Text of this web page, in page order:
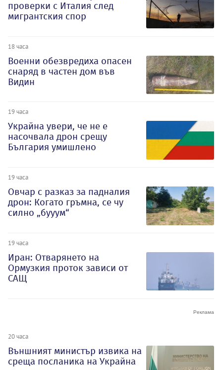
проверки с Италия след
мигрантския спор
18 часа
Военни обезвредиха опасен
снаряд в частен дом във
Видин
19 часа
Украйна увери, че не е
насочвала дрон срещу
България умишлено
19 часа
Овчар с разказ за падналия
дрон: Когато гръмна, се чу
силно „бууум“
19 часа
Иран: Отварянето на
Ормузкия проток зависи от
САЩ
20 часа
Външният министър извика на
среща посланика на Украйна